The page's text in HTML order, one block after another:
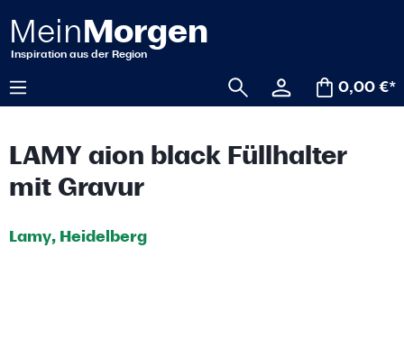
springen
0,00 €*
LAMY aion black Füllhalter
mit Gravur
Lamy, Heidelberg